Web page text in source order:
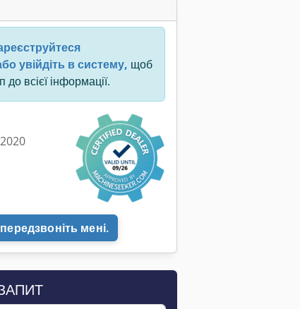
увійдіть в систему, щоб
всієї інформації.
мені.